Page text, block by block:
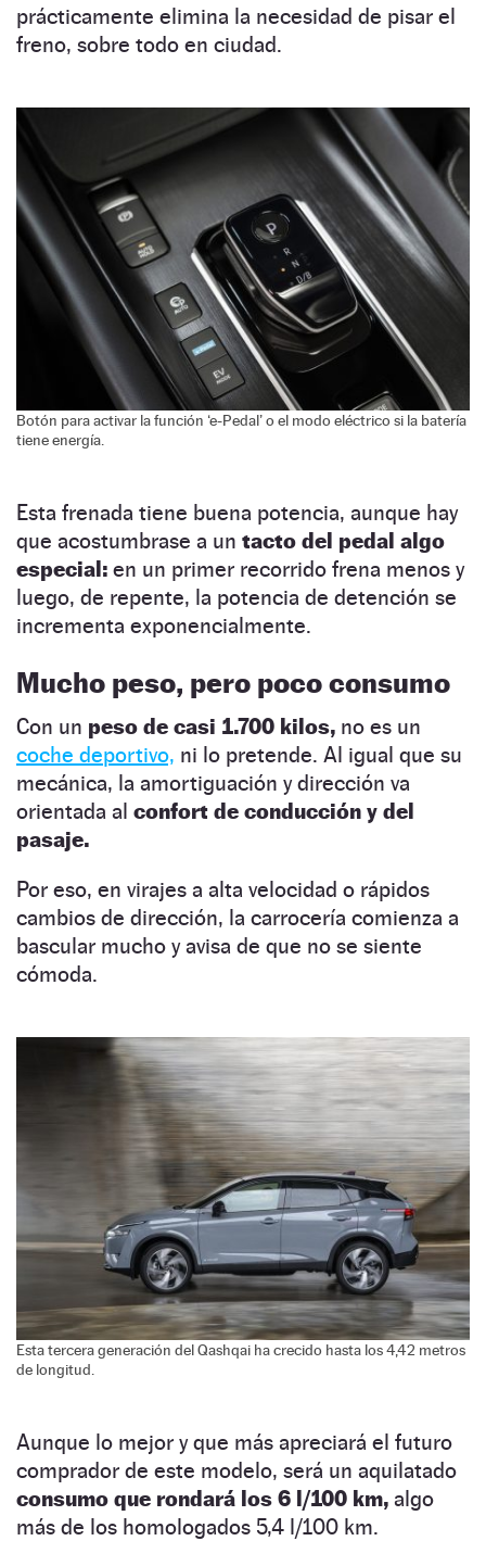
prácticamente elimina la necesidad de pisar el
freno, sobre todo en ciudad.
Botón para activar la función ‘e-Pedal’ o el modo eléctrico si la batería
tiene energía.
Esta frenada tiene buena potencia, aunque hay
que acostumbrase a un tacto del pedal algo
especial: en un primer recorrido frena menos y
luego, de repente, la potencia de detención se
incrementa exponencialmente.
Mucho peso, pero poco consumo
Con un peso de casi 1.700 kilos, no es un
coche deportivo, ni lo pretende. Al igual que su
mecánica, la amortiguación y dirección va
orientada al confort de conducción y del
pasaje.
Por eso, en virajes a alta velocidad o rápidos
cambios de dirección, la carrocería comienza a
bascular mucho y avisa de que no se siente
cómoda.
Esta tercera generación del Qashqai ha crecido hasta los 4,42 metros
de longitud.
Aunque lo mejor y que más apreciará el futuro
comprador de este modelo, será un aquilatado
consumo que rondará los 6 l/100 km, algo
más de los homologados 5,4 l/100 km.